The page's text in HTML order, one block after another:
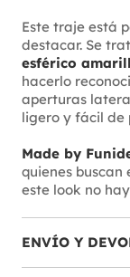
Este traje está
destacar. Se
esférico
hacerlo
aperturas
ligero y fácil de
Made by
quienes buscan
este look no
ENVÍO Y